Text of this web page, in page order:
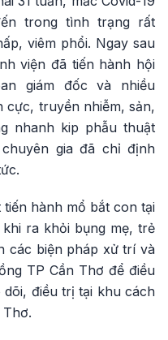
trong tình trạng rất
viêm phổi. Ngay sau
viện đã tiến hành hội
giám đốc và nhiều
truyền nhiễm, sản,
nhanh kip phẫu thuật
gia đã chỉ định
hành mổ bắt con tại
ra khỏi bụng mẹ, trẻ
các biện pháp xử trí và
TP Cần Thơ để điều
điều trị tại khu cách